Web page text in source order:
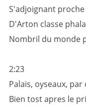
S'adjoignant
D'Arton classe
Nombril du monde
2:23
Palais, oyseaux, par
Bien tost apres le